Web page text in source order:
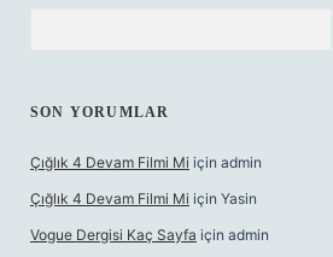
SON YORUMLAR
Çığlık 4 Devam Filmi Mi için admin
Çığlık 4 Devam Filmi Mi için Yasin
Vogue Dergisi Kaç Sayfa için admin